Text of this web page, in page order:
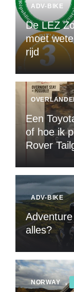
ADV-BIKE
De LEZ
moet
rijd
Een
of hoe ik
Rover
ADV-BIKE
alles?
NORWAY ,